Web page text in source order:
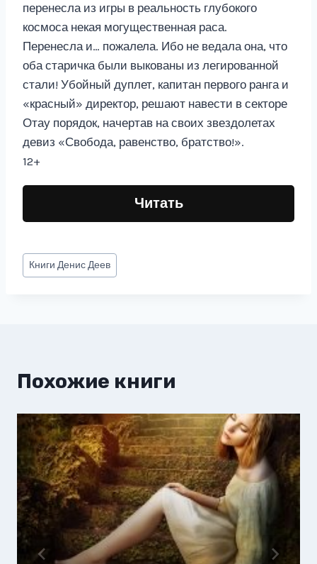
перенесла из игры в реальность глубокого
космоса некая могущественная раса.
Перенесла и… пожалела. Ибо не ведала она, что
оба старичка были выкованы из легированной
стали! Убойный дуплет, капитан первого ранга и
«красный» директор, решают навести в секторе
Отау порядок, начертав на своих звездолетах
девиз «Свобода, равенство, братство!».
12+
Читать
Метки
записи:
КнигиДенис Деев
Похожие книги